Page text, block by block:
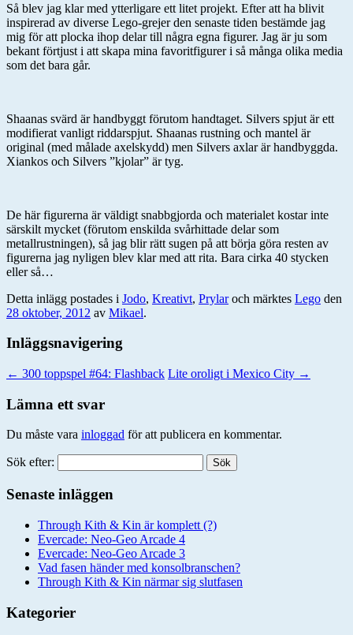
Så blev jag klar med ytterligare ett litet projekt. Efter att ha blivit
inspirerad av diverse Lego-grejer den senaste tiden bestämde jag
mig för att plocka ihop delar till några egna figurer. Jag är ju som
bekant förtjust i att skapa mina favoritfigurer i så många olika media
som det bara går.
Shaanas svärd är handbyggt förutom handtaget. Silvers spjut är ett
modifierat vanligt riddarspjut. Shaanas rustning och mantel är
original (med målade axelskydd) men Silvers axlar är handbyggda.
Xiankos och Silvers ”kjolar” är tyg.
De här figurerna är väldigt snabbgjorda och materialet kostar inte
särskilt mycket (förutom enskilda svårhittade delar som
metallrustningen), så jag blir rätt sugen på att börja göra resten av
figurerna jag nyligen blev klar med att rita. Bara cirka 40 stycken
eller så…
Detta inlägg postades i Jodo, Kreativt, Prylaroch märktes Lego den
28 oktober, 2012 av Mikael.
Inläggsnavigering
← 300 toppspel #64: Flashback Lite oroligt i Mexico City →
Lämna ett svar
Du måste vara inloggad för att publicera en kommentar.
Sök efter:
Senaste inläggen
Through Kith & Kin är komplett (?)
Evercade: Neo-Geo Arcade 4
Evercade: Neo-Geo Arcade 3
Vad fasen händer med konsolbranschen?
Through Kith & Kin närmar sig slutfasen
Kategorier